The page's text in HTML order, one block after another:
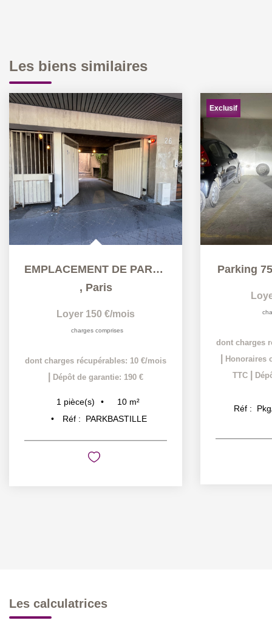
Les biens similaires
EMPLACEMENT DE PARKING
, Paris
Loyer 150 €/mois
charges comprises
dont charges récupérables: 10 €/mois
Dépôt de garantie: 190 €
1 pièce(s) 10 m²
Réf :
PARKBASTILLE
Exclusif
Parking
dont charges
Honoraires
TTC
Réf :
Les calculatrices